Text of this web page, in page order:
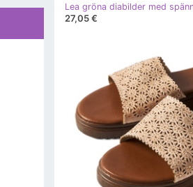
Lea gröna diabilder med
27,05 €